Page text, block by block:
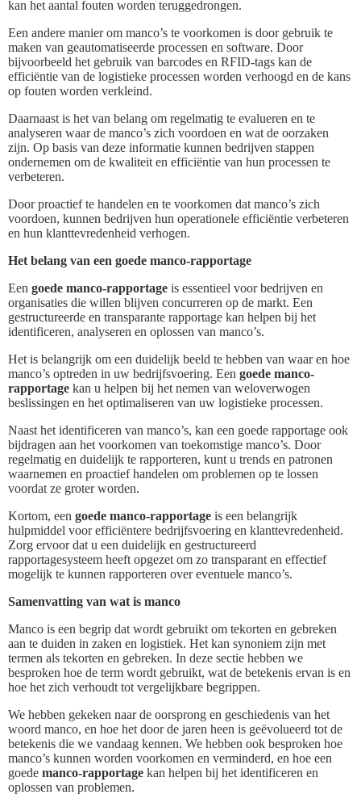
kan het aantal fouten worden teruggedrongen.
Een andere manier om manco’s te voorkomen is door gebruik te
maken van geautomatiseerde processen en software. Door
bijvoorbeeld het gebruik van barcodes en RFID-tags kan de
efficiëntie van de logistieke processen worden verhoogd en de kans
op fouten worden verkleind.
Daarnaast is het van belang om regelmatig te evalueren en te
analyseren waar de manco’s zich voordoen en wat de oorzaken
zijn. Op basis van deze informatie kunnen bedrijven stappen
ondernemen om de kwaliteit en efficiëntie van hun processen te
verbeteren.
Door proactief te handelen en te voorkomen dat manco’s zich
voordoen, kunnen bedrijven hun operationele efficiëntie verbeteren
en hun klanttevredenheid verhogen.
Het belang van een goede manco-rapportage
Een goede manco-rapportage is essentieel voor bedrijven en
organisaties die willen blijven concurreren op de markt. Een
gestructureerde en transparante rapportage kan helpen bij het
identificeren, analyseren en oplossen van manco’s.
Het is belangrijk om een duidelijk beeld te hebben van waar en hoe
manco’s optreden in uw bedrijfsvoering. Een goede manco-
rapportage kan u helpen bij het nemen van weloverwogen
beslissingen en het optimaliseren van uw logistieke processen.
Naast het identificeren van manco’s, kan een goede rapportage ook
bijdragen aan het voorkomen van toekomstige manco’s. Door
regelmatig en duidelijk te rapporteren, kunt u trends en patronen
waarnemen en proactief handelen om problemen op te lossen
voordat ze groter worden.
Kortom, een goede manco-rapportage is een belangrijk
hulpmiddel voor efficiëntere bedrijfsvoering en klanttevredenheid.
Zorg ervoor dat u een duidelijk en gestructureerd
rapportagesysteem heeft opgezet om zo transparant en effectief
mogelijk te kunnen rapporteren over eventuele manco’s.
Samenvatting van wat is manco
Manco is een begrip dat wordt gebruikt om tekorten en gebreken
aan te duiden in zaken en logistiek. Het kan synoniem zijn met
termen als tekorten en gebreken. In deze sectie hebben we
besproken hoe de term wordt gebruikt, wat de betekenis ervan is en
hoe het zich verhoudt tot vergelijkbare begrippen.
We hebben gekeken naar de oorsprong en geschiedenis van het
woord manco, en hoe het door de jaren heen is geëvolueerd tot de
betekenis die we vandaag kennen. We hebben ook besproken hoe
manco’s kunnen worden voorkomen en verminderd, en hoe een
goede manco-rapportage kan helpen bij het identificeren en
oplossen van problemen.